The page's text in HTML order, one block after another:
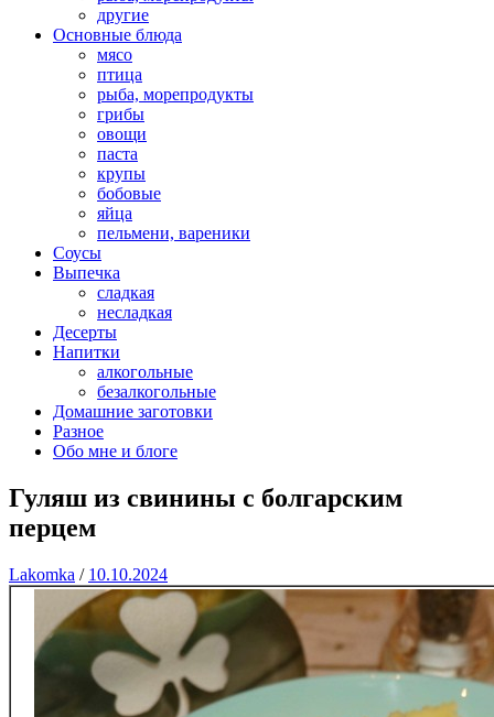
другие
Основные блюда
мясо
птица
рыба, морепродукты
грибы
овощи
паста
крупы
бобовые
яйца
пельмени, вареники
Соусы
Выпечка
сладкая
несладкая
Десерты
Напитки
алкогольные
безалкогольные
Домашние заготовки
Разное
Обо мне и блоге
Гуляш из свинины с болгарским
перцем
Lakomka / 10.10.2024